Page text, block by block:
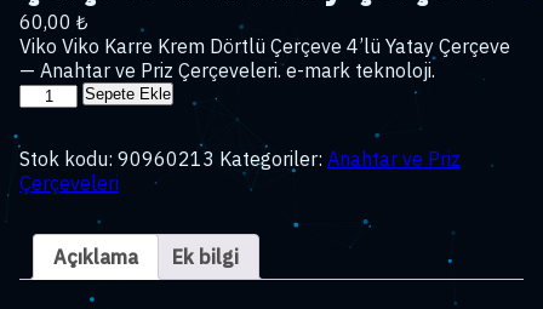
60,00 ₺
Viko Viko Karre Krem Dörtlü Çerçeve 4’lü Yatay Çerçeve
— Anahtar ve Priz Çerçeveleri. e-mark teknoloji.
Viko
Krem
Dörtlü
Çerçeve
Yatay
Çerçeve
adet
Sepete Ekle
Stok kodu: 90960213 Kategoriler: Anahtar ve Priz
Çerçeveleri
Açıklama Ek bilgi